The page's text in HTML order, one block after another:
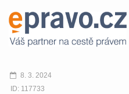
8. 3. 2024
ID: 117733